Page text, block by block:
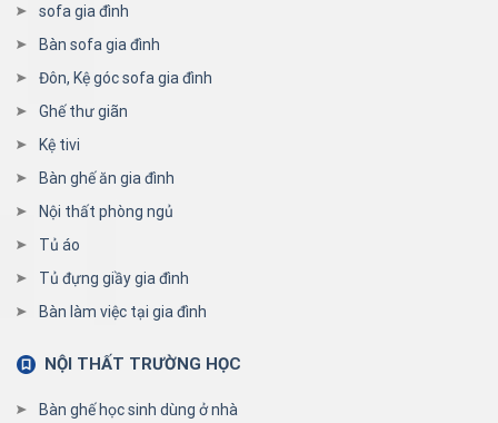
sofa gia đình
Bàn sofa gia đình
Đôn, Kệ góc sofa gia đình
Ghế thư giãn
Kệ tivi
Bàn ghế ăn gia đình
Nội thất phòng ngủ
Tủ áo
Tủ đựng giầy gia đình
Bàn làm việc tại gia đình
NỘI THẤT TRƯỜNG HỌC
Bàn ghế học sinh dùng ở nhà